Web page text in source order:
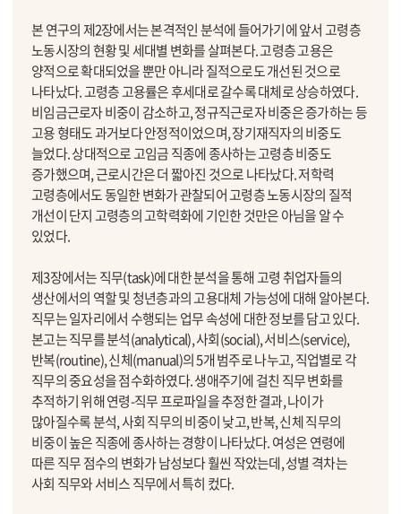
본 연구의 제2장에서는 본격적인 분석에 들어가기에 앞서 고령층
노동시장의 현황 및 세대별 변화를 살펴본다. 고령층 고용은
양적으로 확대되었을 뿐만 아니라 질적으로도 개선된 것으로
나타났다. 고령층 고용률은 후세대로 갈수록 대체로 상승하였다.
비임금근로자 비중이 감소하고, 정규직근로자 비중은 증가하는 등
고용 형태도 과거보다 안정적이었으며, 장기재직자의 비중도
늘었다. 상대적으로 고임금 직종에 종사하는 고령층 비중도
증가했으며, 근로시간은 더 짧아진 것으로 나타났다. 저학력
고령층에서도 동일한 변화가 관찰되어 고령층 노동시장의 질적
개선이 단지 고령층의 고학력화에 기인한 것만은 아님을 알 수
있었다.
제3장에서는 직무(task)에 대한 분석을 통해 고령 취업자들의
생산에서의 역할 및 청년층과의 고용대체 가능성에 대해 알아본다.
직무는 일자리에서 수행되는 업무 속성에 대한 정보를 담고 있다.
본고는 직무를 분석(analytical), 사회(social), 서비스(service),
반복(routine), 신체(manual)의 5개 범주로 나누고, 직업별로 각
직무의 중요성을 점수화하였다. 생애주기에 걸친 직무 변화를
추적하기 위해 연령-직무 프로파일을 추정한 결과, 나이가
많아질수록 분석, 사회 직무의 비중이 낮고, 반복, 신체 직무의
비중이 높은 직종에 종사하는 경향이 나타났다. 여성은 연령에
따른 직무 점수의 변화가 남성보다 훨씬 작았는데, 성별 격차는
사회 직무와 서비스 직무에서 특히 컸다.